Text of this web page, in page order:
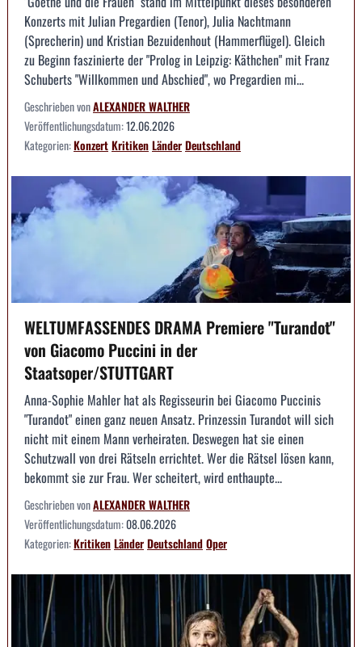
Konzerts mit Julian Pregardien (Tenor), Julia Nachtmann
(Sprecherin) und Kristian Bezuidenhout (Hammerflügel). Gleich
zu Beginn faszinierte der "Prolog in Leipzig: Käthchen" mit Franz
Schuberts "Willkommen und Abschied", wo Pregardien mi...
Geschrieben vonALEXANDER WALTHER
Veröffentlichungsdatum:12.06.2026
Kategorien:KonzertKritikenLänderDeutschland
WELTUMFASSENDES DRAMA Premiere "Turandot"
von Giacomo Puccini in der
Staatsoper/STUTTGART
Anna-Sophie Mahler hat als Regisseurin bei Giacomo Puccinis
"Turandot" einen ganz neuen Ansatz. Prinzessin Turandot will sich
nicht mit einem Mann verheiraten. Deswegen hat sie einen
Schutzwall von drei Rätseln errichtet. Wer die Rätsel lösen kann,
bekommt sie zur Frau. Wer scheitert, wird enthaupte...
Geschrieben vonALEXANDER WALTHER
Veröffentlichungsdatum:08.06.2026
Kategorien:KritikenLänderDeutschlandOper